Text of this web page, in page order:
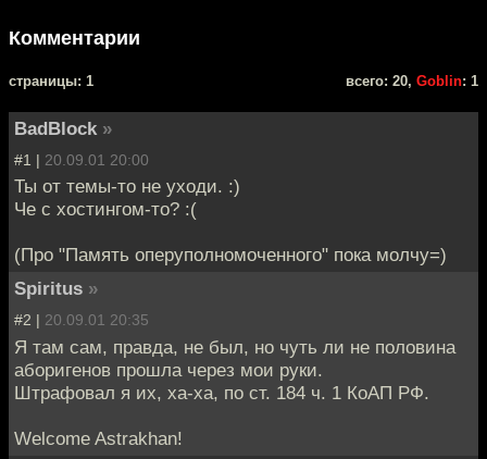
Комментарии
cтраницы: 1 всего: 20, Goblin: 1
BadBlock »
#1 | 20.09.01 20:00
Ты от темы-то не уходи. :)
Че с хостингом-то? :(
(Про "Память оперуполномоченного" пока молчу=)
Spiritus »
#2 | 20.09.01 20:35
Я там сам, правда, не был, но чуть ли не половина
аборигенов прошла через мои руки.
Штрафовал я их, ха-ха, по ст. 184 ч. 1 КоАП РФ.
Welcome Astrakhan!